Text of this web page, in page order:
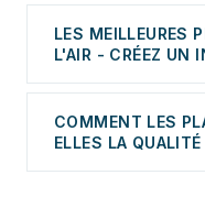
LES MEILLEURES
L'AIR - CRÉEZ UN
Une sensation d’air
n’est pas
aussi de santé.
COMMENT LES
ELLES LA QUALITÉ